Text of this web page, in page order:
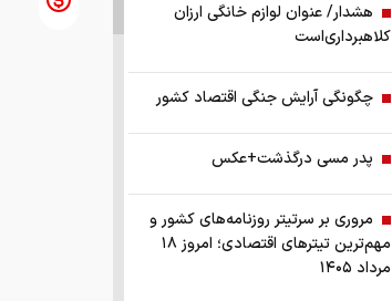
هشدار/ عنوان لوازم خانگی ارزان
کلاهبرداری‌است
چگونگی آرایش جنگی اقتصاد کشور
پدر مسی درگذشت+عکس
مروری بر سرتیتر روزنامه‌های کشور و
مهم‌ترین تیترهای اقتصادی؛ امروز ۱۸
مرداد ۱۴۰۵